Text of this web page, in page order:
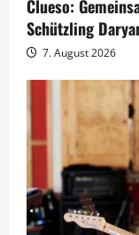
t
i
o
n
Clueso:
Schützling
7. August 2026